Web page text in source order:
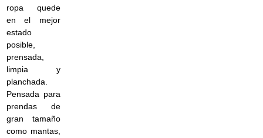
ropa quede
en el mejor
estado
posible,
prensada,
limpia y
planchada.
Pensada para
prendas de
gran tamaño
como mantas,